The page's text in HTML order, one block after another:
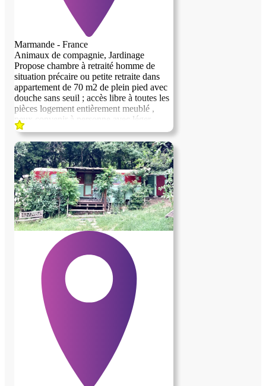
Marmande - France
Animaux de compagnie, Jardinage
Propose chambre à retraité homme de
situation précaire ou petite retraite dans
appartement de 70 m2 de plein pied avec
douche sans seuil ; accès libre à toutes les
pièces logement entièrement meublé ,
peux convenir à personne avec léger
handicap Etre non imposable , ne pas
avoir d'animaux , et non fumeur Lieu de
vie avec personne en retraite valide
partage de la nourriture, lavage de linge et
autres petites tâches en commun , peux
faire accompagnement administratif ,
médical , courses , et divers autres services
Toutes personne n'ayant pas de critères
avec cette annonce , s'abstenir Profiteur
s'abstenir